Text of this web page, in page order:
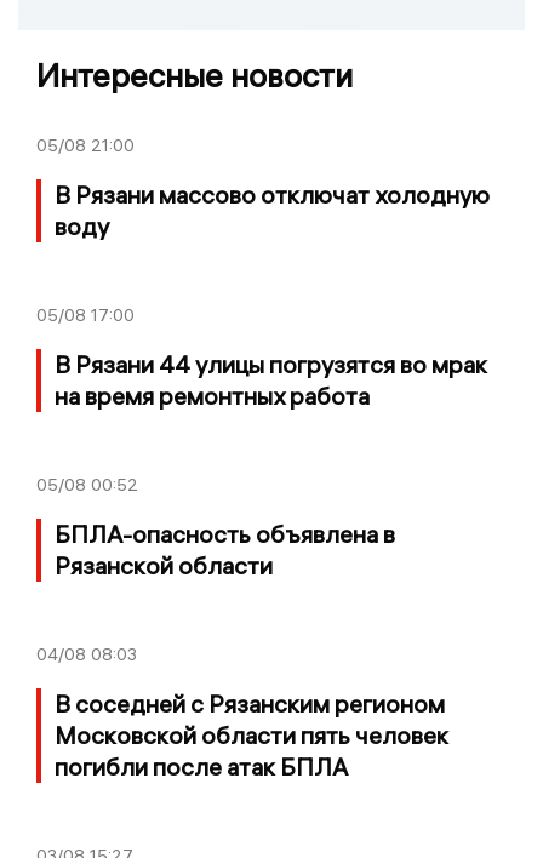
Интересные новости
05/08 21:00
В Рязани массово отключат холодную
воду
05/08 17:00
В Рязани 44 улицы погрузятся во мрак
на время ремонтных работа
05/08 00:52
БПЛА-опасность объявлена в
Рязанской области
04/08 08:03
В соседней с Рязанским регионом
Московской области пять человек
погибли после атак БПЛА